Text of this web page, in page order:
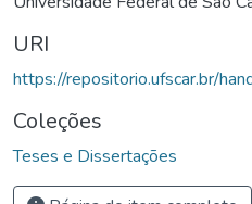
URI
https://repositorio.ufscar.br/
Coleções
Teses e Dissertações